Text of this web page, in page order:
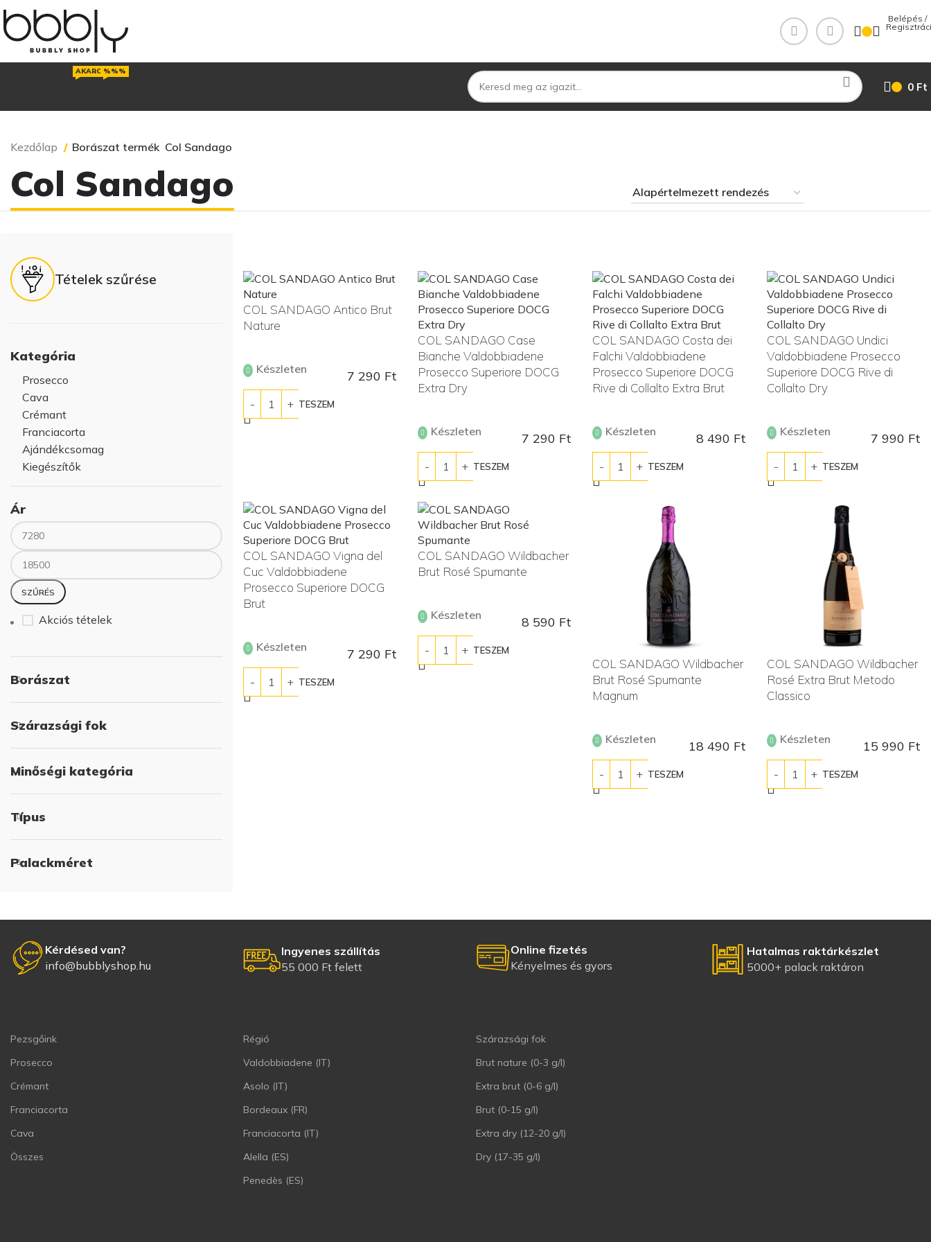
AKAROD%%%
0 Ft
Kezdőlap Borászat termék Col Sandago
Col Sandago
Tételek szűrése
Kategória
Prosecco
Cava
Crémant
Franciacorta
Ajándékcsomag
Kiegészítők
Ár
Min ár
Max ár
SZŰRÉS
Akciós tételek
Borászat
Szárazsági fok
Minőségi kategória
Típus
Palackméret
COL SANDAGO Antico Brut
Nature
Készleten 7 290 Ft
KOSÁRBA TESZEM
COL SANDAGO Case
Bianche Valdobbiadene
Prosecco Superiore DOCG
Extra Dry
Készleten 7 290 Ft
KOSÁRBA TESZEM
COL SANDAGO Costa dei
Falchi Valdobbiadene
Prosecco Superiore DOCG
Rive di Collalto Extra Brut
Készleten 8 490 Ft
KOSÁRBA TESZEM
COL SANDAGO Undici
Valdobbiadene Prosecco
Superiore DOCG Rive di
Collalto Dry
Készleten 7 990 Ft
KOSÁRBA TESZEM
COL SANDAGO Vigna del
Cuc Valdobbiadene
Prosecco Superiore DOCG
Brut
Készleten 7 290 Ft
KOSÁRBA TESZEM
COL SANDAGO Wildbacher
Brut Rosé Spumante
Készleten 8 590 Ft
KOSÁRBA TESZEM
COL SANDAGO Wildbacher
Brut Rosé Spumante
Magnum
Készleten 18 490 Ft
KOSÁRBA TESZEM
COL SANDAGO Wildbacher
Rosé Extra Brut Metodo
Classico
Készleten 15 990 Ft
KOSÁRBA TESZEM
Kérdésed van?
info@bubblyshop.hu
Ingyenes szállítás
55 000 Ft felett
Online fizetés
Kényelmes és gyors
Hatalmas raktárkészlet
5000+ palack raktáron
Pezsgőink
Prosecco
Crémant
Franciacorta
Cava
Összes
Régió
Valdobbiadene (IT)
Asolo (IT)
Bordeaux (FR)
Franciacorta (IT)
Alella (ES)
Penedès (ES)
Szárazsági fok
Brut nature (0-3 g/l)
Extra brut (0-6 g/l)
Brut (0-15 g/l)
Extra dry (12-20 g/l)
Dry (17-35 g/l)